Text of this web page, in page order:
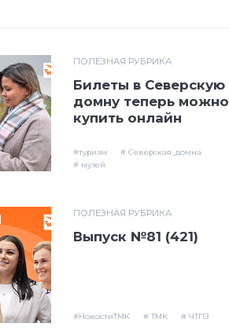
ПОЛЕЗНАЯ РУБРИКА
Билеты в Северскую
домну теперь можно
купить онлайн
#туризм
# Северская_домна
# музей
ПОЛЕЗНАЯ РУБРИКА
Выпуск №81 (421)
#НовостиТМК # ТМК # ЧТПЗ